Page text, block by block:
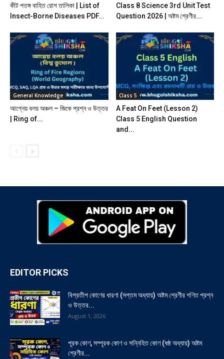
কীট পতঙ্গ বাহিত রোগ তালিকা | List of
Insect-Borne Diseases PDF...
Class 8 Science 3rd Unit Test
Question 2026 | অষ্টম শ্রেণীর...
General Knowledge
আগ্নেয় বলয় অঞ্চল – জিকে প্রশ্ন ও উত্তর
| Ring of...
Class 5
A Feat On Feet (Lesson 2)
Class 5 English Question
and...
EDITOR PICKS
বিপ্রতীপ কোণের ধারণা (সপ্তম অধ্যায়) অষ্টম শ্রেণীর গণিত প্রশ্ন
ও উত্তর...
August 1, 2026
পূরক কোণ, সম্পূরক কোণ ও সন্নিহিত কোণ (ষষ্ঠ অধ্যায়) অষ্টম
শ্রেণীর...